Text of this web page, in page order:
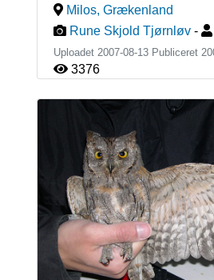
Milos, Grækenland
Rune Skjold Tjørnløv -
Uploadet 2007-08-13 Publiceret
3376